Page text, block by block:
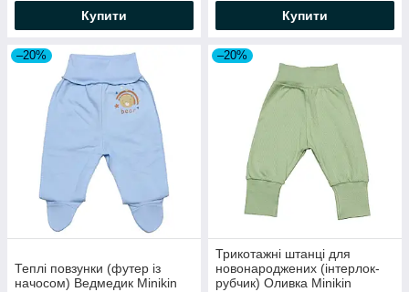
Купити Купити
–20%
Теплі повзунки (футер із
начосом) Ведмедик Minikin
–20%
Трикотажні штанці для
новонароджених (інтерлок-
рубчик) Оливка Minikin